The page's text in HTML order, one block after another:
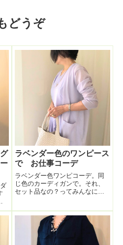
どうぞ
ラベンダー色のワンピース
で お仕事コーデ
ラベンダー色ワンピコーデ。同
じ色のカーディガンで。それ、
セット品なの？ってみんなに聞
の組み合わせ。この組み合わ
せ、前回のコーデは↓こんな感
じ。ペッタンコトングサンダ
ル、シルバーのバ...